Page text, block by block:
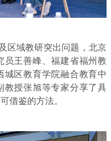
区域教研突出问题，北京
员王善峰、福建省福州教
城区教育学院融合教育中
教授张旭等专家分享了具
借鉴的方法。